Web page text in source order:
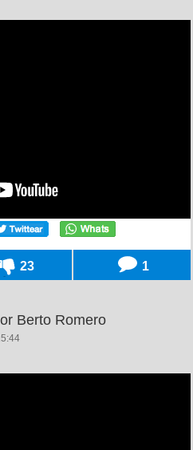
23 1
Berto Romero